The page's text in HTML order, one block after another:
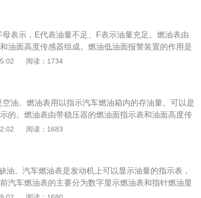
当温度下降和打开油箱后，压力释放，油面随之下
种正常现象。但偏差一般不会超过一个指针宽度。
之后的那根负级线要搭铁；3、黄线或者蓝线其中有
，看油表的指针有没有反应），黑线可能是负极。
表示，E代表油量不足、F表示油量充足。燃油表由
油面高度传感器组成。燃油低油面报警装置的作用是
一规定值时立即发亮报警，以引起驾驶员的注意。燃
和润滑，油量过少将不利于油泵正常工作，减少其使
加满，因为汽油受热膨胀和在夏季高温下挥发成汽油
如果加的过满没有一点空间，汽油蒸汽甚至液体汽油
满了又逸到空气中，不但浪费还污染环境；3、指示
滤芯、甚至停放一夜后，再次启动车辆时，可能注意
油箱容积减少，油面偏高，再加之温度对汽油的热涨
度下降和打开油箱后，压力释放，油面随之下降，所
现象。但偏差一般不会超过一个指针宽度。
阅读：1734
油。燃油表用以指示汽车燃油箱内的存油量。可以是
的。燃油表由带稳压器的燃油面指示表和油面高度传
装置的作用是在燃油箱内的燃油量少于某一规定值时
定要有电，可以从电门锁出上连接；2、油浮上的电
后和油表上的两根线串联起来就可以，串联之后的那
或者蓝线其中有一根是正极（可以分别试试，看油表
可能是负极。
阅读：1683
油。汽车燃油表是发动机上可以显示油量的指示表，
汽车燃油表的主要分为数字显示燃油表和指针燃油显
实时显示汽车油箱内的油量值，精确告诉车主汽车耗